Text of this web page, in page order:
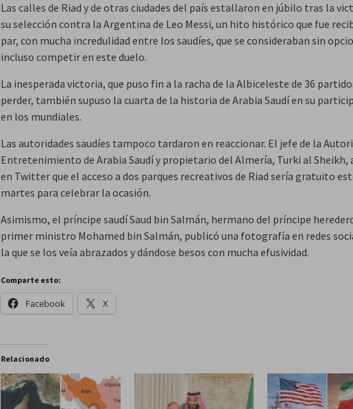
Las calles de Riad y de otras ciudades del país estallaron en júbilo tras la
su selección contra la Argentina de Leo Messi, un hito histórico que fue
par, con mucha incredulidad entre los saudíes, que se consideraban sin
incluso competir en este duelo.
La inesperada victoria, que puso fin a la racha de la Albiceleste de 36
perder, también supuso la cuarta de la historia de Arabia Saudí en su
en los mundiales.
Las autoridades saudíes tampoco tardaron en reaccionar. El jefe de la
Entretenimiento de Arabia Saudí y propietario del Almería, Turki al Sheikh,
en Twitter que el acceso a dos parques recreativos de Riad sería gratuito
martes para celebrar la ocasión.
Asimismo, el príncipe saudí Saud bin Salmán, hermano del príncipe
primer ministro Mohamed bin Salmán, publicó una fotografía en redes
la que se los veía abrazados y dándose besos con mucha efusividad.
Comparte esto:
Facebook X
Relacionado